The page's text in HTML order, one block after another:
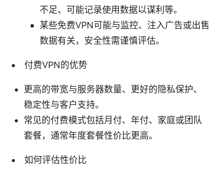
不足、可能记录使用数据以谋利等。
某些免费VPN可能与监控、注入广告或出售
数据有关，安全性需谨慎评估。
付费VPN的优势
更高的带宽与服务器数量、更好的隐私保护、
稳定性与客户支持。
常见的付费模式包括月付、年付、家庭或团队
套餐，通常年度套餐性价比更高。
如何评估性价比